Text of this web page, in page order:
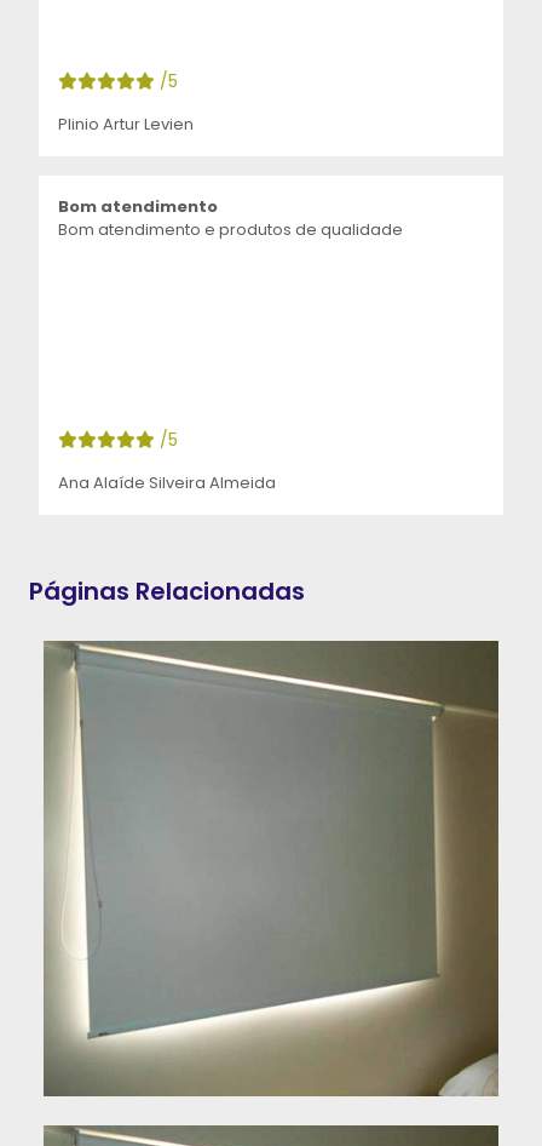
/5
Plinio Artur Levien
Bom atendimento
Bom atendimento e produtos de qualidade
/5
Ana Alaíde Silveira Almeida
Páginas Relacionadas